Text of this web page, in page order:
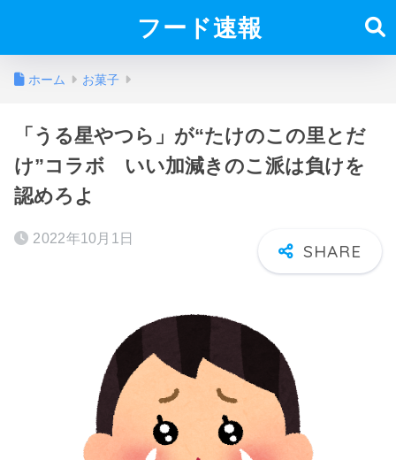
フード速報
ホーム お菓子
「うる星やつら」が“たけのこの里とだ
け”コラボ いい加減きのこ派は負けを
認めろよ
2022年10月1日